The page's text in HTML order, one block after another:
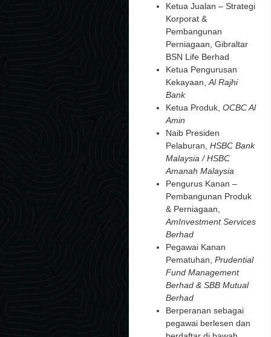
Ketua Jualan – Strategi
Korporat &
Pembangunan
Perniagaan, Gibraltar
BSN Life Berhad
Ketua Pengurusan
Kekayaan, Al Rajhi
Bank
Ketua Produk, OCBC Al
Amin
Naib Presiden
Pelaburan, HSBC Bank
Malaysia / HSBC
Amanah Malaysia
Pengurus Kanan –
Pembangunan Produk
& Perniagaan,
AmInvestment Services
Berhad
Pegawai Kanan
Pematuhan, Prudential
Fund Management
Berhad & SBB Mutual
Berhad
Berperanan sebagai
pegawai berlesen dan